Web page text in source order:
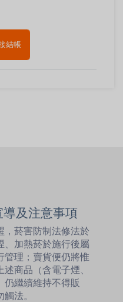
結帳
及注意事項
，菸害防制法修法於
、加熱菸於施行後屬
管理；賣貨便仍將惟
商品（含電子煙、
仍繼續維持不得販
法。